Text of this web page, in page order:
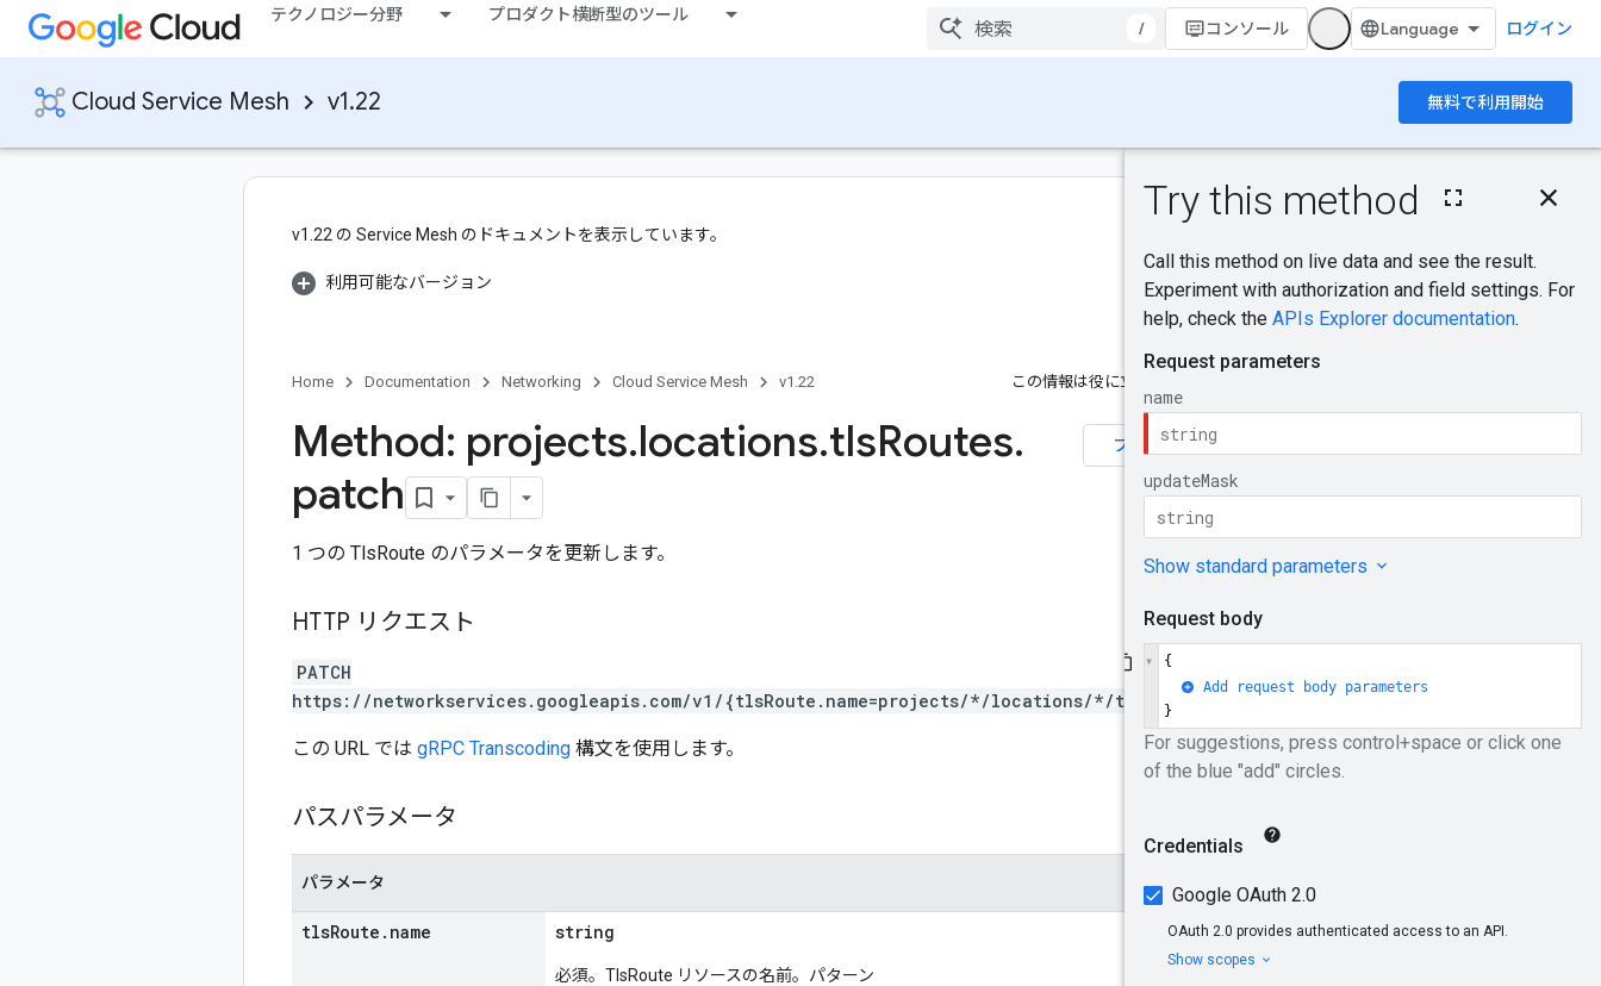
テクノロジー分野 プロダクト横断型のツール
/ コンソール ログイン
Cloud Service Mesh v1.22 無料で利用開始
このページの内容
HTTP リクエスト
クエリ パラメータ
リクエストの本文
レスポンスの本文
v1.22 の Service Mesh のドキュメントを表示しています。
利用可能なバージョン
Home Documentation Networking Cloud Service Mesh v1.22 この情報は役に立ちましたか？
フィードバックを送信
Method: projects.locations.tlsRoutes.
patch
1 つの TlsRoute のパラメータを更新します。
HTTP リクエスト
PATCH
https://networkservices.googleapis.com/v1/{tlsRoute.name=projects/*/locations/*/tlsRoutes/*}
この URL では gRPC Transcoding 構文を使用します。
パスパラメータ
パラメータ
tlsRoute . name string
必須。TlsRoute リソースの名前。パターン